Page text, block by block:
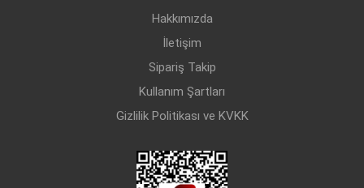
Hakkımızda
İletişim
Sipariş Takip
Kullanım Şartları
Gizlilik Politikası ve KVKK